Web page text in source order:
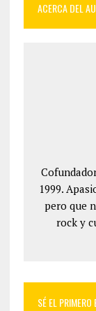
ACERCA DEL
1999.
pero que
rock y
SÉ EL PRIMERO